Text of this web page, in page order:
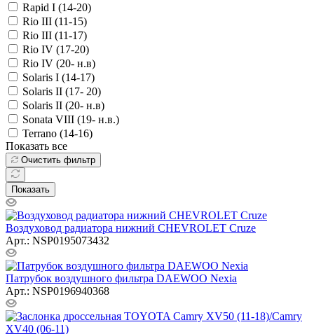
Rapid I (14-20)
Rio III (11-15)
Rio III (11-17)
Rio IV (17-20)
Rio IV (20- н.в)
Solaris I (14-17)
Solaris II (17- 20)
Solaris II (20- н.в)
Sonata VIII (19- н.в.)
Terrano (14-16)
Показать все
Очистить фильтр
Показать
Воздуховод радиатора нижний CHEVROLET Cruze
Арт.: NSP0195073432
Патрубок воздушного фильтра DAEWOO Nexia
Арт.: NSP0196940368